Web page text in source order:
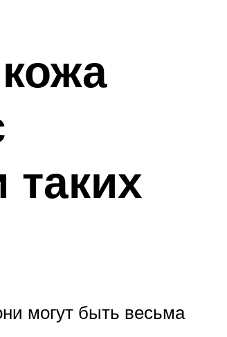
могут быть весьма